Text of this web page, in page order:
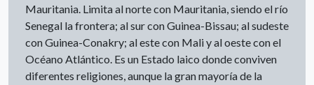
Mauritania. Limita al norte con Mauritania, siendo el río
Senegal la frontera; al sur con Guinea-Bissau; al sudeste
con Guinea-Conakry; al este con Mali y al oeste con el
Océano Atlántico. Es un Estado laico donde conviven
diferentes religiones, aunque la gran mayoría de la